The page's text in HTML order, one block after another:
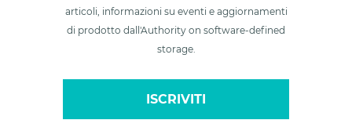
articoli, informazioni su eventi e aggiornamenti
di prodotto dall'Authority on software-defined
storage.
ISCRIVITI